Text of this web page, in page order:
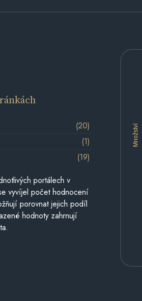
Množství
(20)
(1)
(19)
portálech v
vyvíjel počet hodnocení
porovnat jejich podíl
hodnoty zahrnují